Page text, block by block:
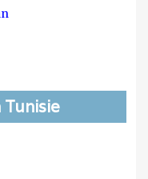
Tunisie